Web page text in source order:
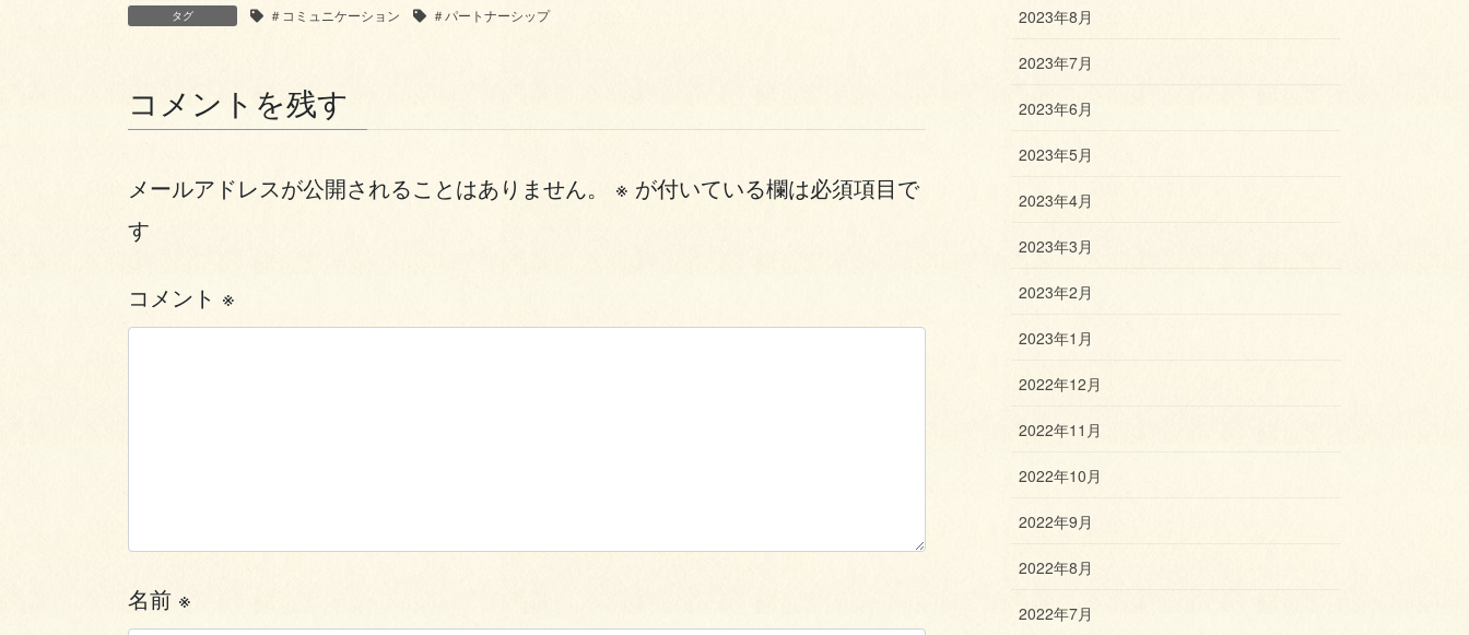
タグ ＃コミュニケーション ＃パートナーシップ
コメントを残す
メールアドレスが公開されることはありません。 ※ が付いている欄は必須項目で
す
コメント ※
名前 ※
2023年8月
2023年7月
2023年6月
2023年5月
2023年4月
2023年3月
2023年2月
2023年1月
2022年12月
2022年11月
2022年10月
2022年9月
2022年8月
2022年7月